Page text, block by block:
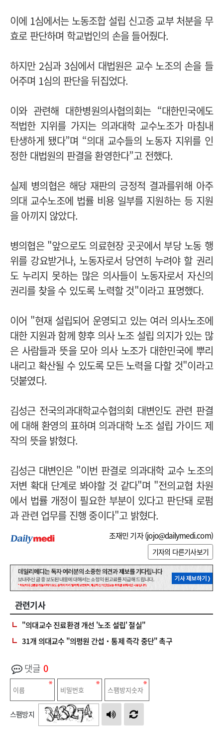
이에 1심에서는 노동조합 설립 신고증 교부 처분을 무
효로 판단하며 학교법인의 손을 들어줬다.
하지만 2심과 3심에서 대법원은 교수 노조의 손을 들
어주며 1심의 판단을 뒤집었다.
이와 관련해 대한병원의사협의회는 “대한민국에도
적법한 지위를 가지는 의과대학 교수노조가 마침내
탄생하게 됐다”며 “의대 교수들의 노동자 지위를 인
정한 대법원의 판결을 환영한다”고 전했다.
실제 병의협은 해당 재판의 긍정적 결과를위해 아주
의대 교수노조에 법률 비용 일부를 지원하는 등 지원
을 아끼지 않았다.
병의협은 "앞으로도 의료현장 곳곳에서 부당 노동 행
위를 강요받거나, 노동자로서 당연히 누려야 할 권리
도 누리지 못하는 많은 의사들이 노동자로서 자신의
권리를 찾을 수 있도록 노력할 것"이라고 표명했다.
이어 "현재 설립되어 운영되고 있는 여러 의사노조에
대한 지원과 함께 향후 의사 노조 설립 의지가 있는 많
은 사람들과 뜻을 모아 의사 노조가 대한민국에 뿌리
내리고 확산될 수 있도록 모든 노력을 다할 것"이라고
덧붙였다.
김성근 전국의과대학교수협의회 대변인도 관련 판결
에 대해 환영의 표하며 의과대학 노조 설립 가이드 제
작의 뜻을 밝혔다.
김성근 대변인은 "이번 판결로 의과대학 교수 노조의
저변 확대 단계로 봐야할 것 같다"며 "전의교협 차원
에서 법률 개정이 필요한 부분이 있다고 판단돼 로펌
과 관련 업무를 진행 중이다"고 밝혔다.
조재민 기자 (jojo@dailymedi.com)
기자의 다른기사보기
관련기사
"의대교수 진료환경 개선 '노조 설립' 절실"
31개 의대교수 "의평원 간섭‧통제 즉각 중단" 촉구
댓글 0
스팸방지